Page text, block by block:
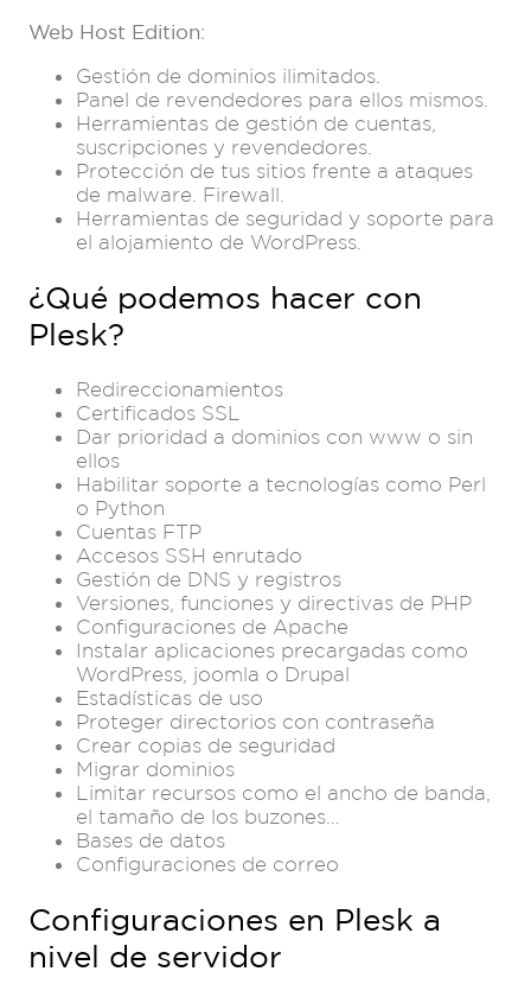
Web Host Edition:
Gestión de dominios ilimitados.
Panel de revendedores para ellos mismos.
Herramientas de gestión de cuentas,
suscripciones y revendedores.
Protección de tus sitios frente a ataques
de malware. Firewall.
Herramientas de seguridad y soporte para
el alojamiento de WordPress.
¿Qué podemos hacer con
Plesk?
Redireccionamientos
Certificados SSL
Dar prioridad a dominios con www o sin
ellos
Habilitar soporte a tecnologías como Perl
o Python
Cuentas FTP
Accesos SSH enrutado
Gestión de DNS y registros
Versiones, funciones y directivas de PHP
Configuraciones de Apache
Instalar aplicaciones precargadas como
WordPress, joomla o Drupal
Estadísticas de uso
Proteger directorios con contraseña
Crear copias de seguridad
Migrar dominios
Limitar recursos como el ancho de banda,
el tamaño de los buzones…
Bases de datos
Configuraciones de correo
Configuraciones en Plesk a
nivel de servidor